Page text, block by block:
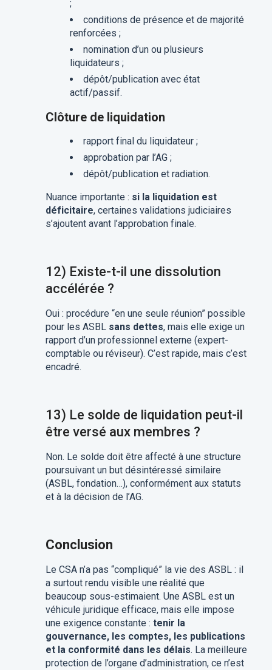
;
conditions de présence et de majorité
renforcées ;
nomination d’un ou plusieurs
liquidateurs ;
dépôt/publication avec état
actif/passif.
Clôture de liquidation
rapport final du liquidateur ;
approbation par l’AG ;
dépôt/publication et radiation.
Nuance importante : si la liquidation est
déficitaire, certaines validations judiciaires
s’ajoutent avant l’approbation finale.
12) Existe-t-il une dissolution
accélérée ?
Oui : procédure “en une seule réunion” possible
pour les ASBL sans dettes, mais elle exige un
rapport d’un professionnel externe (expert-
comptable ou réviseur). C’est rapide, mais c’est
encadré.
13) Le solde de liquidation peut-il
être versé aux membres ?
Non. Le solde doit être affecté à une structure
poursuivant un but désintéressé similaire
(ASBL, fondation…), conformément aux statuts
et à la décision de l’AG.
Conclusion
Le CSA n’a pas “compliqué” la vie des ASBL : il
a surtout rendu visible une réalité que
beaucoup sous-estimaient. Une ASBL est un
véhicule juridique efficace, mais elle impose
une exigence constante : tenir la
gouvernance, les comptes, les publications
et la conformité dans les délais. La meilleure
protection de l’organe d’administration, ce n’est